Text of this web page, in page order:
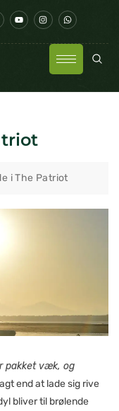
i The Patriot
pakket væk, og
end at lade sig rive
bliver til brølende